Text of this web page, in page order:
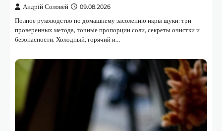
Андрій Соловей 09.08.2026
Полное руководство по домашнему засолению икры щуки: три
проверенных метода, точные пропорции соли, секреты очистки и
безопасности. Холодный, горячий и…